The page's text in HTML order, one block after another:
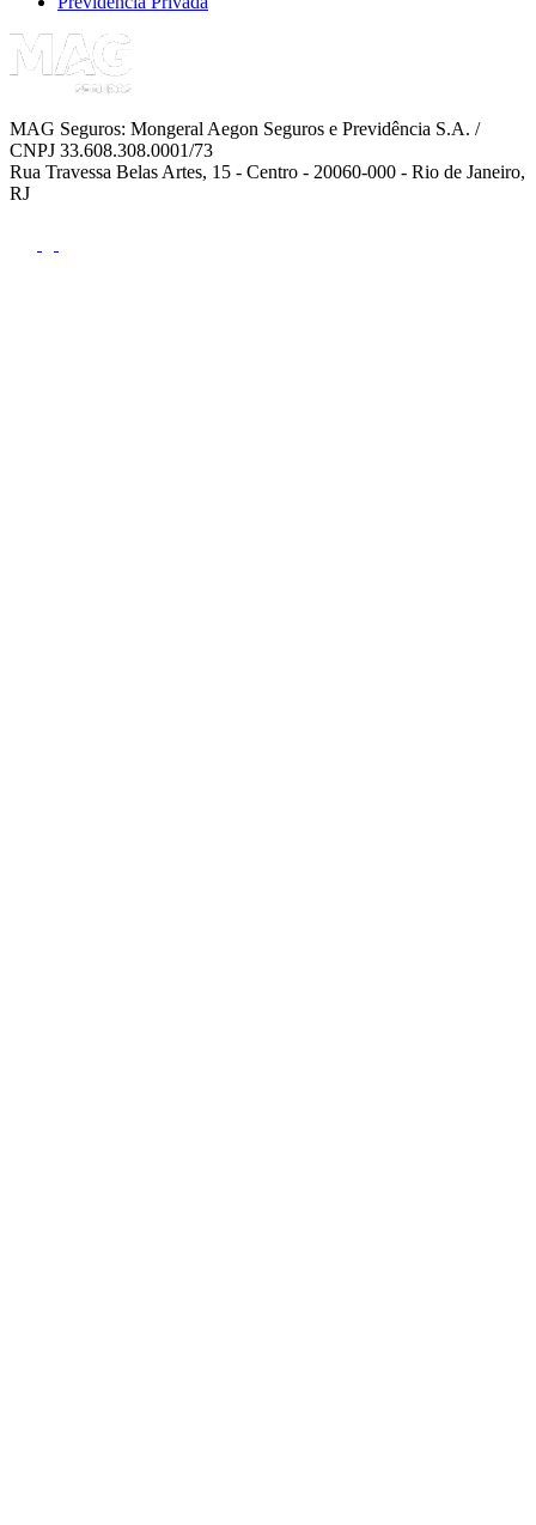
MAG Seguros: Mongeral Aegon Seguros e Previdência S.A. /
CNPJ 33.608.308.0001/73
Rua Travessa Belas Artes, 15 - Centro - 20060-000 - Rio de Janeiro,
RJ